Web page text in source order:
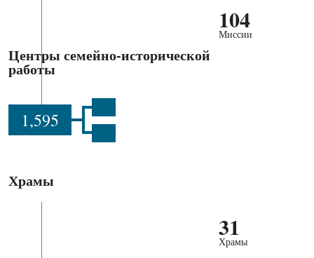
104
Миссии
Центры семейно-исторической
работы
1,595
Храмы
31
Храмы